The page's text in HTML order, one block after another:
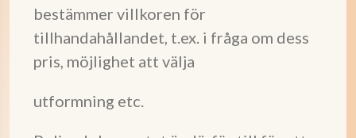
bestämmer villkoren för
tillhandahållandet, t.ex. i fråga om dess
pris, möjlighet att välja
utformning etc.